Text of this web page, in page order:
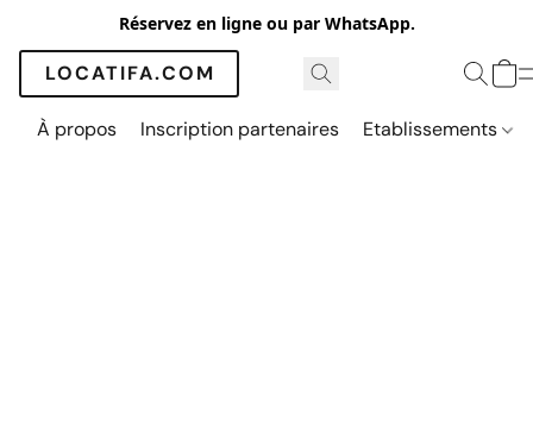
Réservez en ligne ou par WhatsApp.
LOCATIFA.COM
À propos Inscription partenaires Etablissements